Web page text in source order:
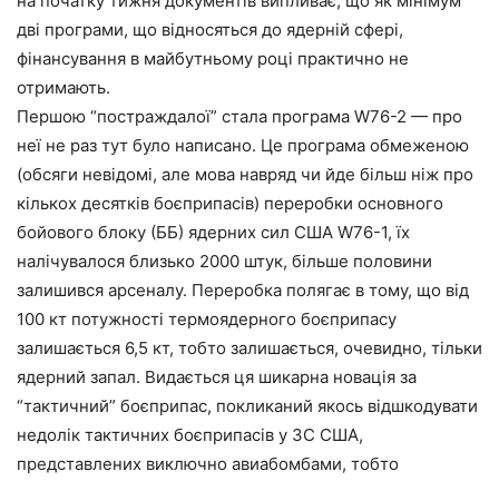
дві програми, що відносяться до ядерній сфері,
фінансування в майбутньому році практично не
отримають.
Першою “постраждалої” стала програма W76-2 — про
неї не раз тут було написано. Це програма обмеженою
(обсяги невідомі, але мова навряд чи йде більш ніж про
кількох десятків боєприпасів) переробки основного
бойового блоку (ББ) ядерних сил США W76-1, їх
налічувалося близько 2000 штук, більше половини
залишився арсеналу. Переробка полягає в тому, що від
100 кт потужності термоядерного боєприпасу
залишається 6,5 кт, тобто залишається, очевидно, тільки
ядерний запал. Видається ця шикарна новація за
“тактичний” боєприпас, покликаний якось відшкодувати
недолік тактичних боєприпасів у ЗС США,
представлених виключно авиабомбами, тобто